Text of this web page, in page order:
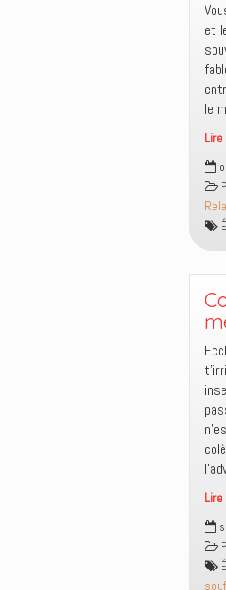
et
le
On
a
d’un
que
soi
qui
ou
quoi